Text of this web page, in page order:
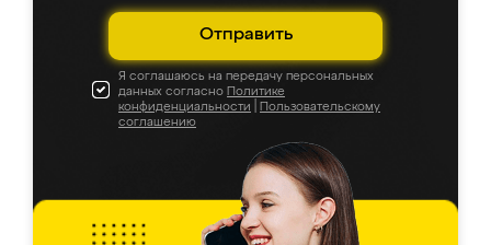
Отправить
Я соглашаюсь на передачу персональных
данных согласно Политике
конфиденциальности
Пользовательскому
соглашению